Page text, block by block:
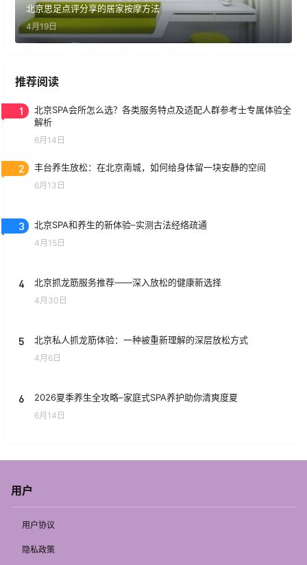
北京思足点评分享的居家按摩方法
4月19日
推荐阅读
1
北京SPA会所怎么选？各类服务特点及适配人群参考士专属体验全
解析
6月14日
2 丰台养生放松：在北京南城，如何给身体留一块安静的空间
6月13日
3 北京SPA和养生的新体验–实测古法经络疏通
4月15日
4 北京抓龙筋服务推荐——深入放松的健康新选择
4月30日
5 北京私人抓龙筋体验：一种被重新理解的深层放松方式
4月6日
6 2026夏季养生全攻略–家庭式SPA养护助你清爽度夏
6月14日
用户
用户协议
隐私政策